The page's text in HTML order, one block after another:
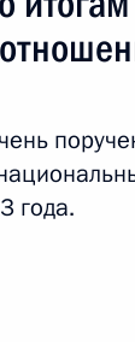
следующие
по
года.